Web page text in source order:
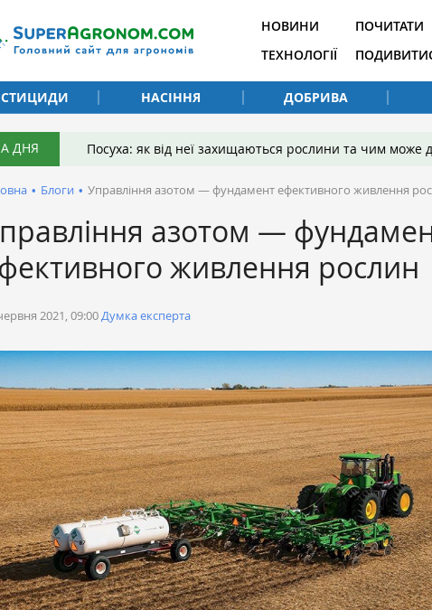
НОВИНИ
ТЕХНОЛОГІЇ
ПОЧИТАТИ
НАСІННЯ ДОБРИВА
ДНЯ Посуха: як від неї захищаються рослини та чим може
• Блоги • Управління азотом — фундамент ефективного живлення
азотом —
живлення рослин
2021, 09:00Думка експерта